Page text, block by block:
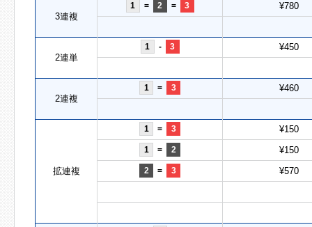
3連複
1 = 2 = 3 ¥780
2連単
1 - 3 ¥450
2連複
1 = 3 ¥460
拡連複
1 = 3 ¥150
1 = 2 ¥150
2 = 3 ¥570